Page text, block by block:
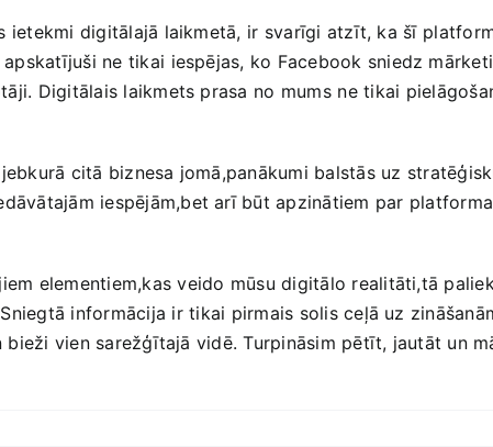
ietekmi‌ digitālajā ​laikmetā, ⁤ir‍ svarīgi atzīt, ka šī⁢
ne tikai⁤ iespējas, ko Facebook sniedz
Digitālais ​laikmets prasa no⁣ mums ⁣ne tikai
citā biznesa ​jomā,panākumi‌ balstās uz⁣
iespējām,bet arī būt apzinātiem par
elementiem,kas ‍veido⁣ mūsu digitālo realitāti,tā‍
informācija‌ ir ⁢tikai pirmais‍ solis ‍ceļā uz
vien sarežģītajā vidē. Turpināsim pētīt, jautāt un